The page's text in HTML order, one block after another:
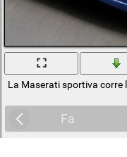
La Maserati sportiva
Fa